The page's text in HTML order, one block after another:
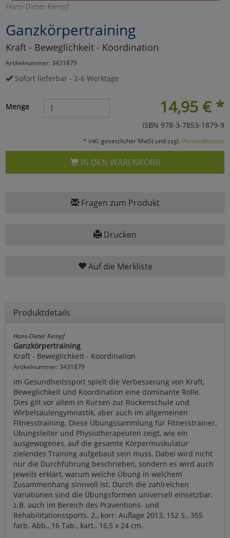
Hans-Dieter Kempf
Ganzkörpertraining
Kraft - Beweglichkeit - Koordination
Artikelnummer: 3431879
Sofort lieferbar - 2-6 Werktage
14,95 € *
Menge
ISBN 978-3-7853-1879-9
* inkl. gesetzlicher MwSt und zzgl. Versandkosten
IN DEN WARENKORB
Fragen zum Produkt
Drucken
Auf die Merkliste
Produktdetails
Hans-Dieter Kempf
Ganzkörpertraining
Kraft - Beweglichkeit - Koordination
Artikelnummer: 3431879
Im Gesundheitssport spielt die Verbesserung von Kraft,
Beweglichkeit und Koordination eine dominante Rolle.
Dies gilt vor allem in Kursen zur Rückenschule und
Wirbelsäulengymnastik, aber auch im allgemeinen
Fitnesstraining. Diese Übungssammlung für Fitnesstrainer,
Übungsleiter und Physiotherapeuten zeigt, wie ein
ausgewogenes, auf die gesamte Körpermuskulatur
zielendes Training aufgebaut sein muss. Dabei wird nicht
nur die Durchführung beschrieben, sondern es wird auch
jeweils erklärt, warum welche Übung in welchem
Zusammenhang sinnvoll ist. Durch die zahlreichen
Variationen sind die Übungsformen universell einsetzbar,
z.B. auch im Bereich des Präventions- und
Rehabilitationssports. 2., korr. Auflage 2013, 152 S., 355
farb. Abb., 16 Tab., kart., 16,5 x 24 cm.
Umfragetools
Cookies
Alle Akzeptieren
zu Haupptseite